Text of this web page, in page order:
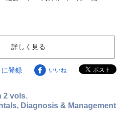
詳しく見る
登録 いいね
2 vols.
Diagnosis & Management